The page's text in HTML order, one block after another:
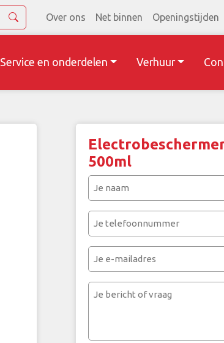
Over ons Net binnen Openingstijden
Service en onderdelen Verhuur
500ml
naam
(Vereist)
telefoonnummer
(Vereist)
e-
mailadres